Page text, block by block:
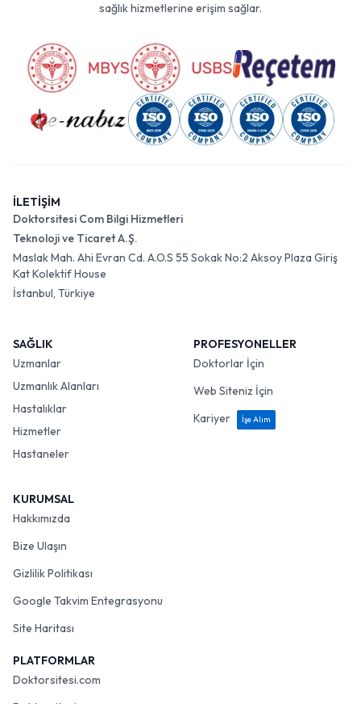
sağlık hizmetlerine erişim sağlar.
İLETİŞİM
Doktorsitesi Com Bilgi Hizmetleri
Teknoloji ve Ticaret A.Ş.
Maslak Mah. Ahi Evran Cd. A.O.S 55 Sokak No:2 Aksoy Plaza Giriş
Kat Kolektif House
İstanbul, Türkiye
SAĞLIK
Uzmanlar
Uzmanlık Alanları
Hastalıklar
Hizmetler
Hastaneler
PROFESYONELLER
Doktorlar İçin
Web Siteniz İçin
Kariyer
İşe Alım
KURUMSAL
Hakkımızda
Bize Ulaşın
Gizlilik Politikası
Google Takvim Entegrasyonu
Site Haritası
PLATFORMLAR
Doktorsitesi.com